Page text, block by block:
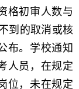
格初审人数与
到的取消或核
布。学校通知
人员，在规定
位，未在规定